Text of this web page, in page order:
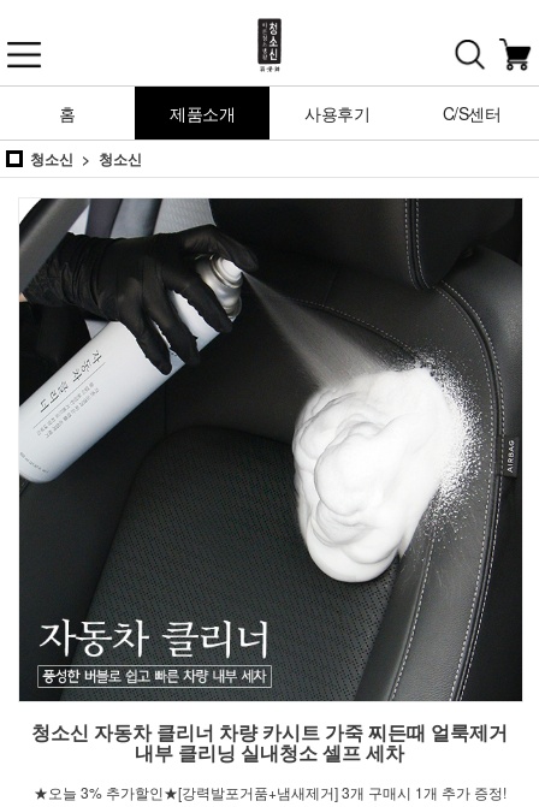
홈 제품소개 사용후기 C/S센터
청소신 청소신
청소신 자동차 클리너 차량 카시트 가죽 찌든때 얼룩제거
내부 클리닝 실내청소 셀프 세차
★오늘 3% 추가할인★[강력발포거품+냄새제거] 3개 구매시 1개 추가 증정!